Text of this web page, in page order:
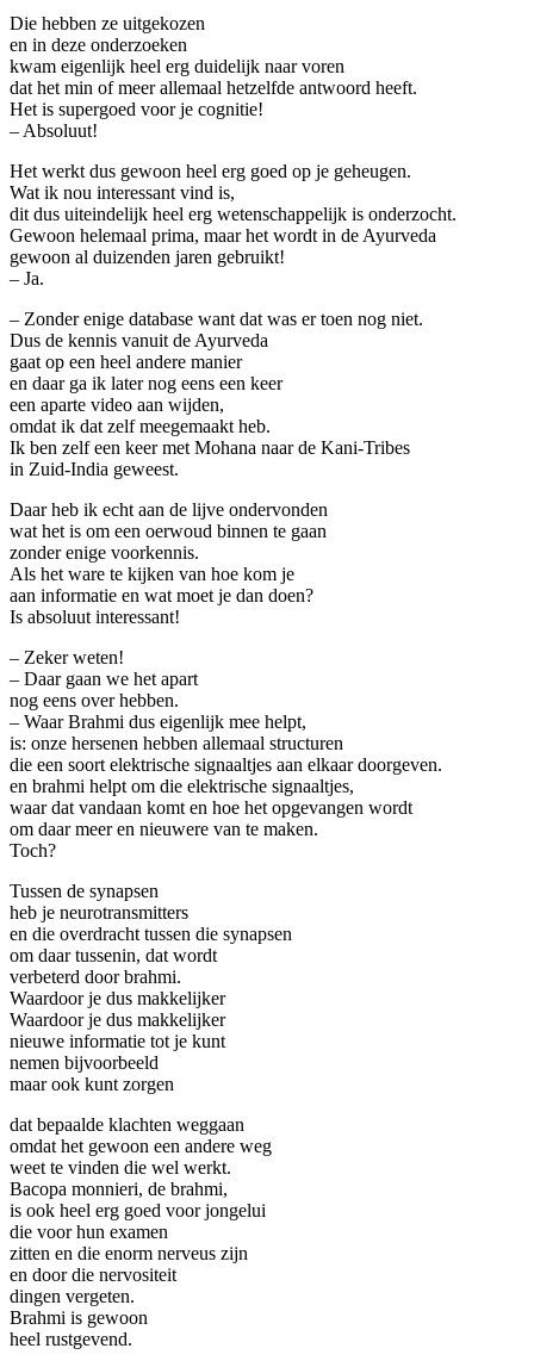
Die hebben ze uitgekozen
en in deze onderzoeken
kwam eigenlijk heel erg duidelijk naar voren
dat het min of meer allemaal hetzelfde antwoord heeft.
Het is supergoed voor je cognitie!
– Absoluut!
Het werkt dus gewoon heel erg goed op je geheugen.
Wat ik nou interessant vind is,
dit dus uiteindelijk heel erg wetenschappelijk is onderzocht.
Gewoon helemaal prima, maar het wordt in de Ayurveda
gewoon al duizenden jaren gebruikt!
– Ja.
– Zonder enige database want dat was er toen nog niet.
Dus de kennis vanuit de Ayurveda
gaat op een heel andere manier
en daar ga ik later nog eens een keer
een aparte video aan wijden,
omdat ik dat zelf meegemaakt heb.
Ik ben zelf een keer met Mohana naar de Kani-Tribes
in Zuid-India geweest.
Daar heb ik echt aan de lijve ondervonden
wat het is om een oerwoud binnen te gaan
zonder enige voorkennis.
Als het ware te kijken van hoe kom je
aan informatie en wat moet je dan doen?
Is absoluut interessant!
– Zeker weten!
– Daar gaan we het apart
nog eens over hebben.
– Waar Brahmi dus eigenlijk mee helpt,
is: onze hersenen hebben allemaal structuren
die een soort elektrische signaaltjes aan elkaar doorgeven.
en brahmi helpt om die elektrische signaaltjes,
waar dat vandaan komt en hoe het opgevangen wordt
om daar meer en nieuwere van te maken.
Toch?
Tussen de synapsen
heb je neurotransmitters
en die overdracht tussen die synapsen
om daar tussenin, dat wordt
verbeterd door brahmi.
Waardoor je dus makkelijker
Waardoor je dus makkelijker
nieuwe informatie tot je kunt
nemen bijvoorbeeld
maar ook kunt zorgen
dat bepaalde klachten weggaan
omdat het gewoon een andere weg
weet te vinden die wel werkt.
Bacopa monnieri, de brahmi,
is ook heel erg goed voor jongelui
die voor hun examen
zitten en die enorm nerveus zijn
en door die nervositeit
dingen vergeten.
Brahmi is gewoon
heel rustgevend.